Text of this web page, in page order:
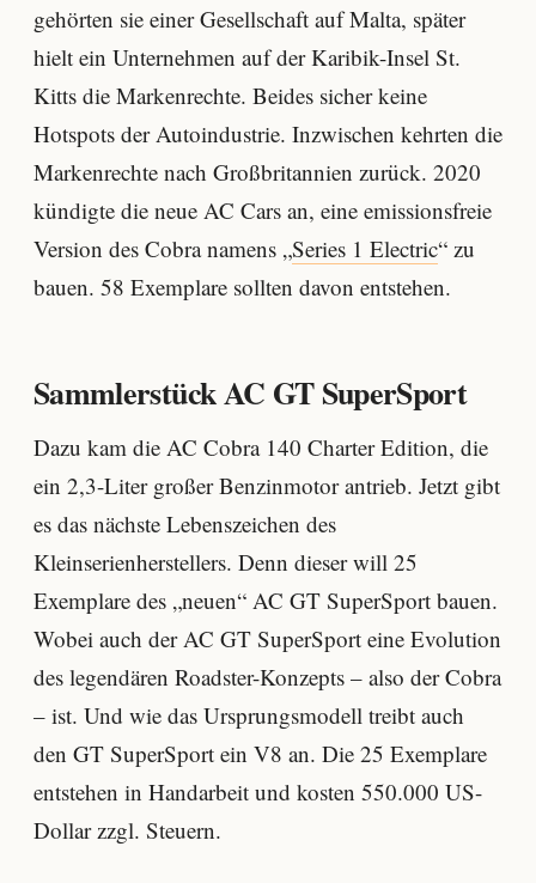
gehörten sie einer Gesellschaft auf Malta, später
hielt ein Unternehmen auf der Karibik-Insel St.
Kitts die Markenrechte. Beides sicher keine
Hotspots der Autoindustrie. Inzwischen kehrten die
Markenrechte nach Großbritannien zurück. 2020
kündigte die neue AC Cars an, eine emissionsfreie
Version des Cobra namens „Series 1 Electric“ zu
bauen. 58 Exemplare sollten davon entstehen.
Sammlerstück AC GT SuperSport
Dazu kam die AC Cobra 140 Charter Edition, die
ein 2,3-Liter großer Benzinmotor antrieb. Jetzt gibt
es das nächste Lebenszeichen des
Kleinserienherstellers. Denn dieser will 25
Exemplare des „neuen“ AC GT SuperSport bauen.
Wobei auch der AC GT SuperSport eine Evolution
des legendären Roadster-Konzepts – also der Cobra
– ist. Und wie das Ursprungsmodell treibt auch
den GT SuperSport ein V8 an. Die 25 Exemplare
entstehen in Handarbeit und kosten 550.000 US-
Dollar zzgl. Steuern.